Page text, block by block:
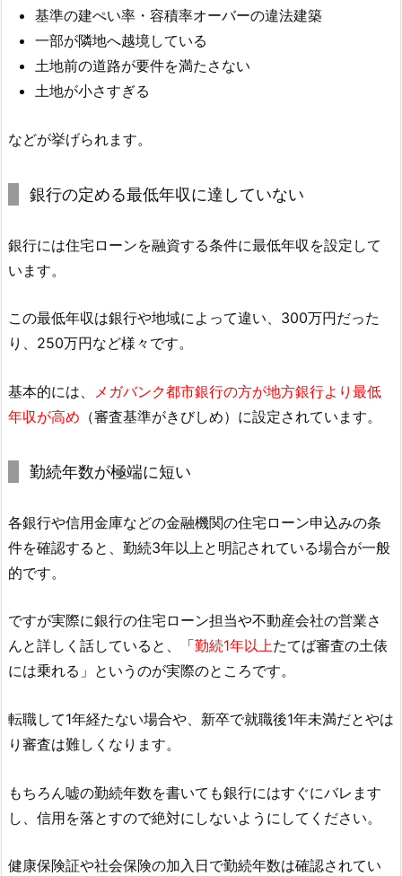
基準の建ぺい率・容積率オーバーの違法建築
一部が隣地へ越境している
土地前の道路が要件を満たさない
土地が小さすぎる
などが挙げられます。
銀行の定める最低年収に達していない
銀行には住宅ローンを融資する条件に最低年収を設定して
います。
この最低年収は銀行や地域によって違い、300万円だった
り、250万円など様々です。
基本的には、
メガバンク都市銀行の方が地方銀行より最低
年収が高め （審査基準がきびしめ）に設定されています。
勤続年数が極端に短い
各銀行や信用金庫などの金融機関の住宅ローン申込みの条
件を確認すると、勤続3年以上と明記されている場合が一般
的です。
ですが実際に銀行の住宅ローン担当や不動産会社の営業さ
んと詳しく話していると、「勤続1年以上たてば審査の土俵
には乗れる」というのが実際のところです。
転職して1年経たない場合や、新卒で就職後1年未満だとやは
り審査は難しくなります。
もちろん嘘の勤続年数を書いても銀行にはすぐにバレます
し、信用を落とすので絶対にしないようにしてください。
健康保険証や社会保険の加入日で勤続年数は確認されてい